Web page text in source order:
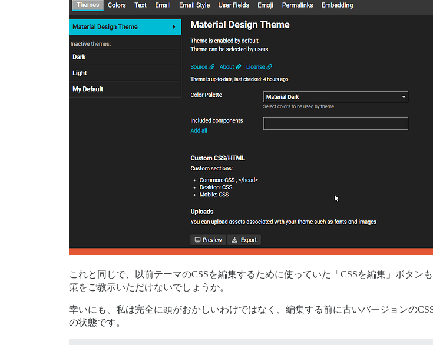
これと同じで、以前テーマのCSSを編集するために使っていた「CSSを編集」ボタン
策をご教示いただけないでしょうか。
幸いにも、私は完全に頭がおかしいわけではなく、編集する前に古いバージョンの
の状態です。